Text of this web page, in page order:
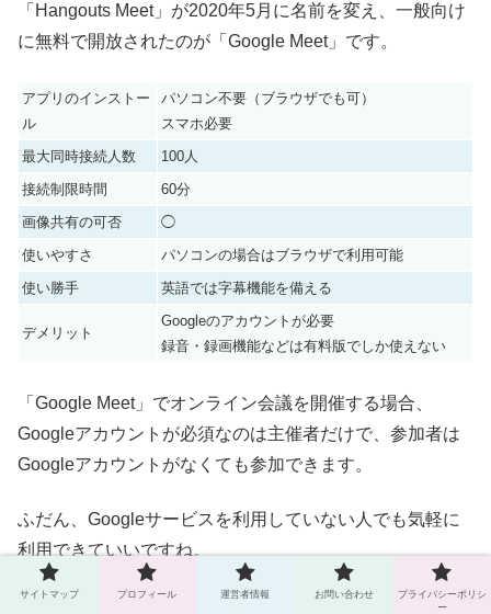
「Hangouts Meet」が2020年5月に名前を変え、一般向け
に無料で開放されたのが「Google Meet」です。
アプリのインストー
ル
パソコン不要（ブラウザでも可）
スマホ必要
最大同時接続人数
100人
接続制限時間
60分
画像共有の可否
◯
使いやすさ
パソコンの場合はブラウザで利用可能
使い勝手
英語では字幕機能を備える
デメリット
Googleのアカウントが必要
録音・録画機能などは有料版でしか使えない
「Google Meet」でオンライン会議を開催する場合、
Googleアカウント が必須なのは主催者だけで、参加者は
Googleアカウント がなくても参加できます。
ふだん、 Googleサービスを利用していない人でも気軽に
利用できていいですね。
バーチャル背景機能は、残念ながら搭載されていません。
サイトマップ プロフィール 運営者情報 お問い合わせ
プライバシーポリシ
ー